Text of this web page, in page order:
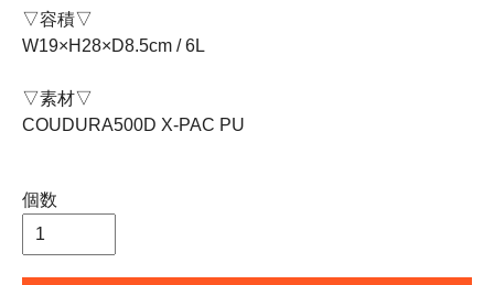
▽容積▽
W19×H28×D8.5cm / 6L
▽素材▽
COUDURA500D X-PAC PU
個数